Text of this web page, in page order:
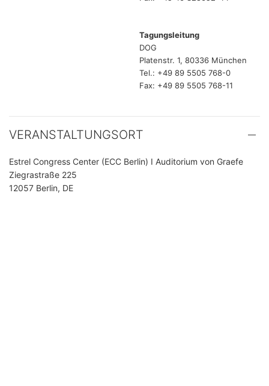
Tagungsleitung
DOG
Platenstr. 1, 80336 München
Tel.: +49 89 5505 768-0
Fax: +49 89 5505 768-11
VERANSTALTUNGSORT
Estrel Congress Center (ECC Berlin) I Auditorium von Graefe
Ziegrastraße 225
12057 Berlin, DE